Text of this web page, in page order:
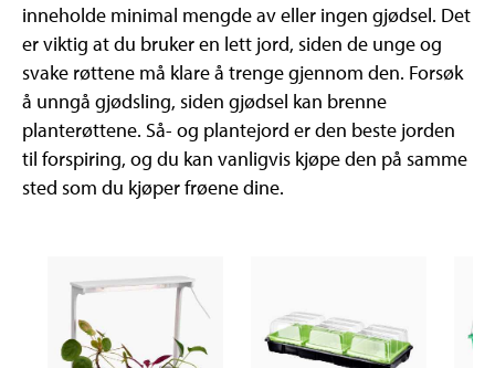
inneholde minimal mengde av eller ingen gjødsel. Det
er viktig at du bruker en lett jord, siden de unge og
svake røttene må klare å trenge gjennom den. Forsøk
å unngå gjødsling, siden gjødsel kan brenne
planterøttene. Så- og plantejord er den beste jorden
til forspiring, og du kan vanligvis kjøpe den på samme
sted som du kjøper frøene dine.